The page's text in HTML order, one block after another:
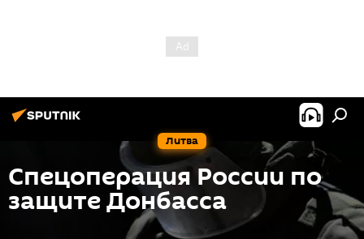
Литва
Спецоперация России по
защите Донбасса